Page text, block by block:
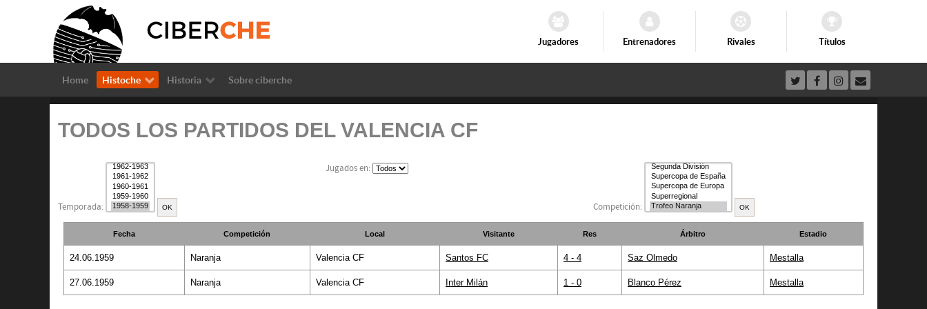
Jugadores Entrenadores Rivales Títulos
Home Histoche Historia Sobre ciberche
TODOS LOS PARTIDOS DEL VALENCIA CF
Temporada:
Jugados en:
Competición:
Fecha Competición Local Visitante Res Árbitro Estadio
24.06.1959 Naranja Valencia CF Santos FC 4 - 4 Saz Olmedo Mestalla
27.06.1959 Naranja Valencia CF Inter Milán 1 - 0 Blanco Pérez Mestalla